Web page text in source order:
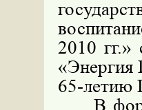
2010
65-летию
В